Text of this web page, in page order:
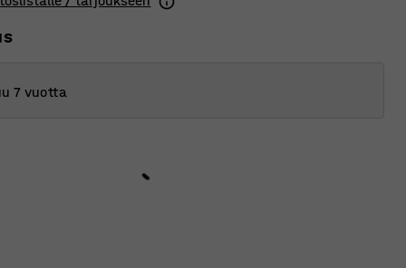
7 vuotta